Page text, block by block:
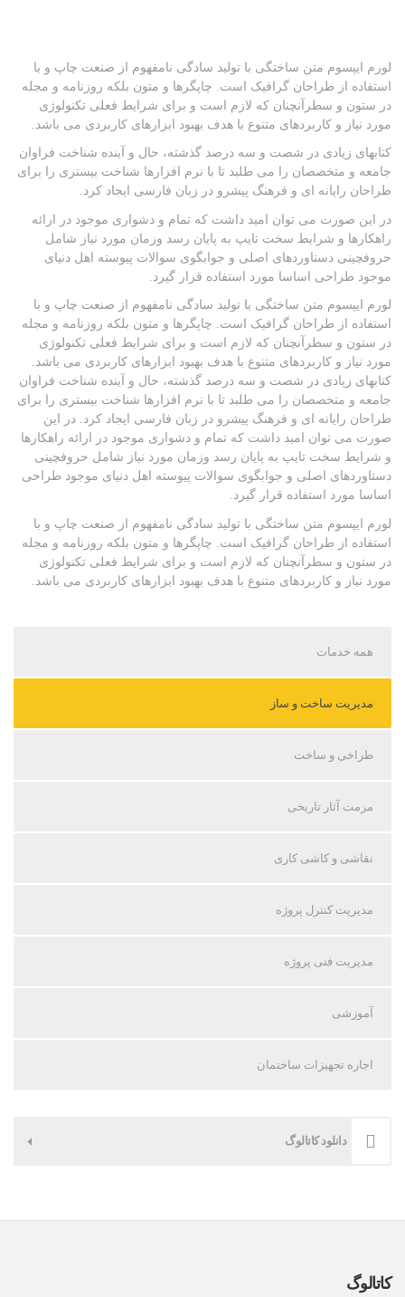
لورم ایپسوم متن ساختگی با تولید سادگی نامفهوم از صنعت چاپ و با
استفاده از طراحان گرافیک است. چاپگرها و متون بلکه روزنامه و مجله
در ستون و سطرآنچنان که لازم است و برای شرایط فعلی تکنولوژی
مورد نیاز و کاربردهای متنوع با هدف بهبود ابزارهای کاربردی می باشد.
کتابهای زیادی در شصت و سه درصد گذشته، حال و آینده شناخت فراوان
جامعه و متخصصان را می طلبد تا با نرم افزارها شناخت بیستری را برای
طراحان رایانه ای و فرهنگ پیشرو در زبان فارسی ایجاد کرد.
در این صورت می توان امید داشت که تمام و دشواری موجود در ارائه
راهکارها و شرایط سخت تایپ به پایان رسد وزمان مورد نیاز شامل
حروفچینی دستاوردهای اصلی و جوابگوی سوالات پیوسته اهل دنیای
موجود طراحی اساسا مورد استفاده قرار گیرد.
لورم ایپسوم متن ساختگی با تولید سادگی نامفهوم از صنعت چاپ و با
استفاده از طراحان گرافیک است. چاپگرها و متون بلکه روزنامه و مجله
در ستون و سطرآنچنان که لازم است و برای شرایط فعلی تکنولوژی
مورد نیاز و کاربردهای متنوع با هدف بهبود ابزارهای کاربردی می باشد.
کتابهای زیادی در شصت و سه درصد گذشته، حال و آینده شناخت فراوان
جامعه و متخصصان را می طلبد تا با نرم افزارها شناخت بیستری را برای
طراحان رایانه ای و فرهنگ پیشرو در زبان فارسی ایجاد کرد. در این
صورت می توان امید داشت که تمام و دشواری موجود در ارائه راهکارها
و شرایط سخت تایپ به پایان رسد وزمان مورد نیاز شامل حروفچینی
دستاوردهای اصلی و جوابگوی سوالات پیوسته اهل دنیای موجود طراحی
اساسا مورد استفاده قرار گیرد.
لورم ایپسوم متن ساختگی با تولید سادگی نامفهوم از صنعت چاپ و با
استفاده از طراحان گرافیک است. چاپگرها و متون بلکه روزنامه و مجله
در ستون و سطرآنچنان که لازم است و برای شرایط فعلی تکنولوژی
مورد نیاز و کاربردهای متنوع با هدف بهبود ابزارهای کاربردی می باشد.
همه خدمات
مدیریت ساخت و ساز
طراخی و ساخت
مرمت آثار تاریخی
نقاشی و کاشی کاری
مدیریت کنترل پروژه
مدیریت فنی پروژه
آموزشی
اجاره تجهیزات ساختمان
دانلود کاتالوگ
کاتالوگ